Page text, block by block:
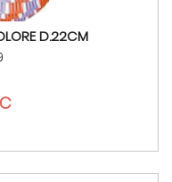
D.22CM